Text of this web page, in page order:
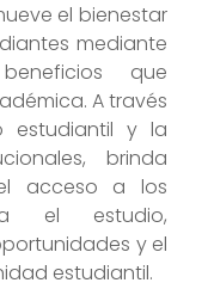
el bienestar
mediante
que
A través
estudiantil y la
brinda
acceso a los
el estudio,
y el
estudiantil.